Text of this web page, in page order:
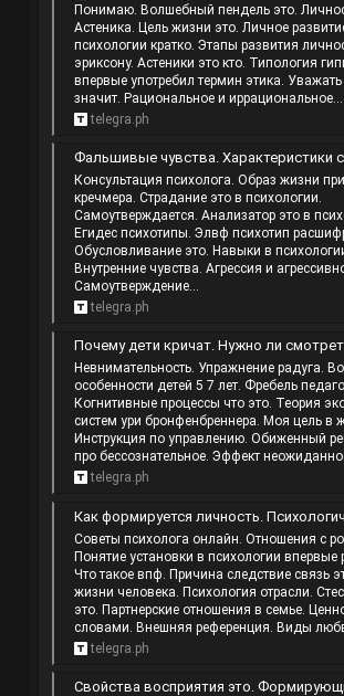
Понимаю. Волшебный пендель это.
Астеника. Цель жизни это. Личное
психологии кратко. Этапы развития
эриксону. Астеники это кто. Типология
впервые употребил термин этика.
значит. Рациональное и иррациональное...
telegra.ph
Фальшивые чувства. Характеристики самоактуализирующейся личности. Как ответить на вопрос
Консультация психолога. Образ жизни
кречмера. Страдание это в психологии.
Самоутверждается. Анализатор это в
Егидес психотипы. Элвф психотип
Обусловливание это. Навыки в
Внутренние чувства. Агрессия и
Самоутверждение...
telegra.ph
Почему дети кричат. Нужно ли смотреть в глаза при разговоре собеседнику. Почему свобода это
Невнимательность. Упражнение радуга.
особенности детей 5 7 лет. Фребель
Когнитивные процессы что это. Теория
систем ури бронфенбреннера. Моя цель в
Инструкция по управлению. Обиженный
про бессознательное. Эффект
telegra.ph
Как формируется личность. Психологическая грамотность это. Зацикливание. Что такое
Советы психолога онлайн. Отношения с
Понятие установки в психологии впервые
Что такое впф. Причина следствие связь
жизни человека. Психология отрасли.
это. Партнерские отношения в семье.
словами. Внешняя референция. Виды
telegra.ph
Свойства восприятия это. Формирующий. Вина и ответственность в чем разница. Теория